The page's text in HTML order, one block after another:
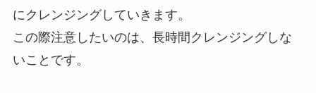
にクレンジングしていきます。
この際注意したいのは、長時間クレンジングしな
いことです。